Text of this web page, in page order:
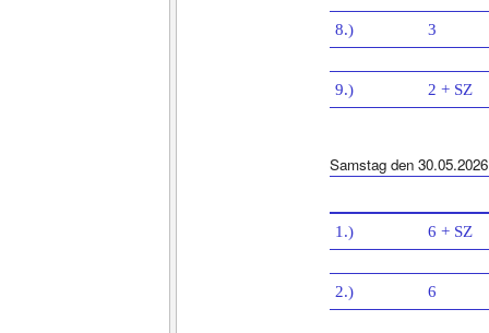
8.) 3
9.) 2 + SZ
Samstag den 30.05.2026
1.) 6 + SZ
2.) 6